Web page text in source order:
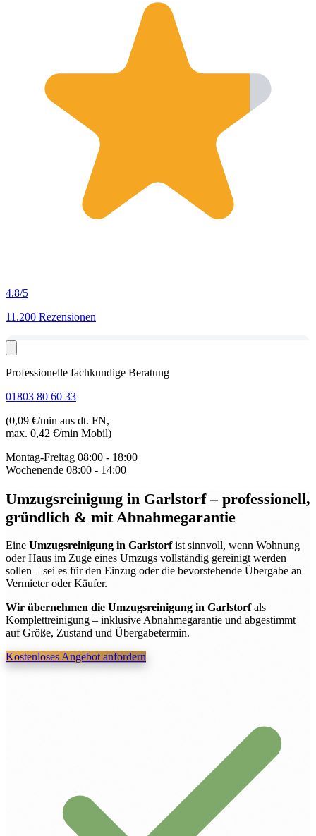
4.8/5
11.200 Rezensionen
Professionelle fachkundige Beratung
01803 80 60 33
(0,09 €/min aus dt. FN,
max. 0,42 €/min Mobil)
Montag-Freitag 08:00 - 18:00
Wochenende 08:00 - 14:00
Umzugsreinigung in Garlstorf– professionell,
gründlich & mit Abnahmegarantie
Eine Umzugsreinigung in Garlstorfist sinnvoll, wenn Wohnung
oder Haus im Zuge eines Umzugs vollständig gereinigt werden
sollen – sei es für den Einzug oder die bevorstehende Übergabe an
Vermieter oder Käufer.
Wir übernehmen die Umzugsreinigung in Garlstorfals
Komplettreinigung – inklusive Abnahmegarantie und abgestimmt
auf Größe, Zustand und Übergabetermin.
Kostenloses Angebot anfordern